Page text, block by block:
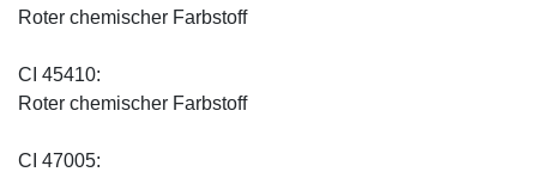
Roter chemischer Farbstoff
CI 45410:
Roter chemischer Farbstoff
CI 47005: